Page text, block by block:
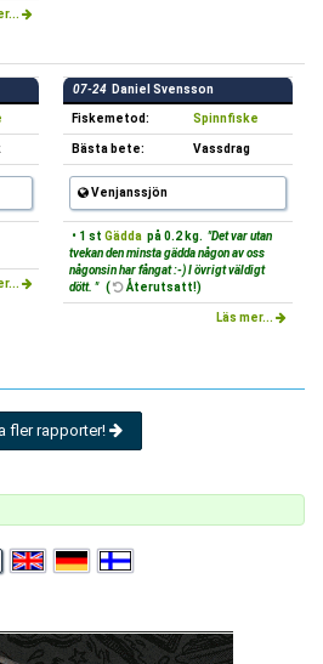
07-24 Daniel Svensson
Fiskemetod: Spinnfiske
Bästa bete: Vassdrag
Venjanssjön
• 1 st Gädda på 0.2 kg. "Det var utan
tvekan den minsta gädda någon av oss
någonsin har fångat :-) I övrigt väldigt
dött. " ( Återutsatt!)
Läs mer...
fler rapporter!